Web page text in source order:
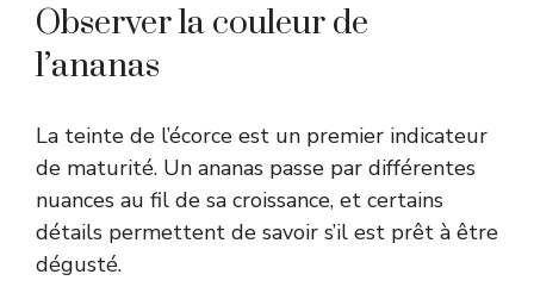
Observer la couleur de
l’ananas
La teinte de l’écorce est un premier indicateur
de maturité. Un ananas passe par différentes
nuances au fil de sa croissance, et certains
détails permettent de savoir s’il est prêt à être
dégusté.